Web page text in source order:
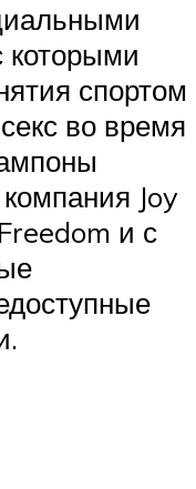
которыми
спортом
во время
Joy
и с